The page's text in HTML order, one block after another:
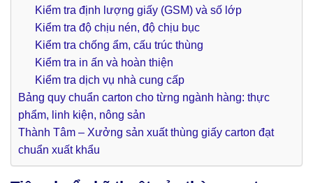
Kiểm tra định lượng giấy (GSM) và số lớp
Kiểm tra độ chịu nén, độ chịu bục
Kiểm tra chống ẩm, cấu trúc thùng
Kiểm tra in ấn và hoàn thiện
Kiểm tra dịch vụ nhà cung cấp
Bảng quy chuẩn carton cho từng ngành hàng: thực
phẩm, linh kiện, nông sản
Thành Tâm – Xưởng sản xuất thùng giấy carton đạt
chuẩn xuất khẩu